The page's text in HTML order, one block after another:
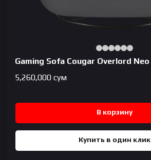
Gaming Sofa Cougar Overlord Neo
5,260,000 сум
В корзину
Купить в один клик